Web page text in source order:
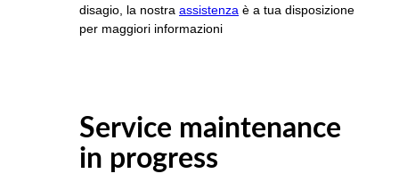
disagio, la nostra assistenza è a tua disposizione
per maggiori informazioni
Service maintenance
in progress